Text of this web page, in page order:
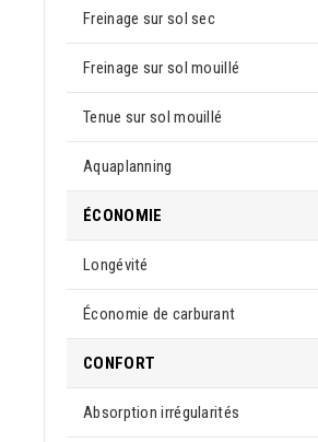
Freinage sur sol sec
Freinage sur sol mouillé
Tenue sur sol mouillé
Aquaplanning
ÉCONOMIE
Longévité
Économie de carburant
CONFORT
Absorption irrégularités